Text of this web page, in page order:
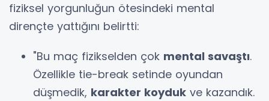
fiziksel yorgunluğun ötesindeki mental
dirençte yattığını belirtti:
"Bu maç fizikselden çok mental savaştı.
Özellikle tie-break setinde oyundan
düşmedik, karakter koyduk ve kazandık.